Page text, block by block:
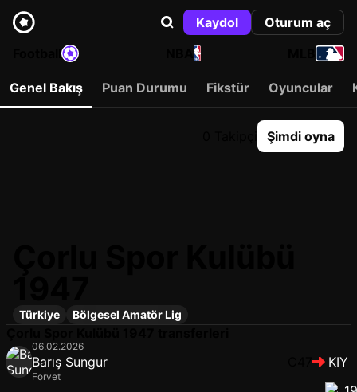
Kaydol
Oturum aç
NBA
Genel Bakış Puan Durumu Fikstür Oyuncular
Şimdi oyna
Türkiye Bölgesel Amatör Lig
06.02.2026
Barış Sungur
Forvet
KIY